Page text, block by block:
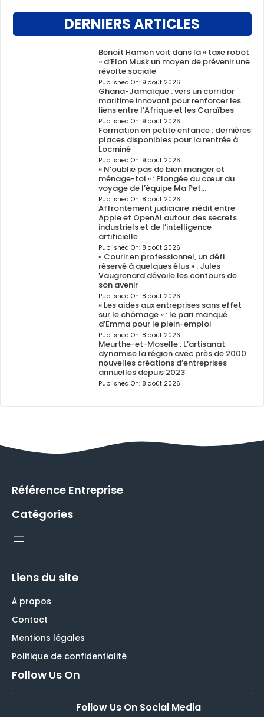
DERNIERS ARTICLES
Benoît Hamon voit dans la « taxe robot
» d’Elon Musk un moyen de prévenir une
révolte sociale
Published On: 9 août 2026
Ghana-Jamaïque : vers un corridor
maritime innovant pour renforcer les
liens entre l’Afrique et les Caraïbes
Published On: 9 août 2026
Formation en petite enfance : dernières
places disponibles pour la rentrée à
Locminé
Published On: 9 août 2026
« N’oublie pas de bien manger et
ménage-toi » : Plongée au cœur du
voyage de l’équipe Ma Pet…
Published On: 8 août 2026
Affrontement judiciaire inédit entre
Apple et OpenAI autour des secrets
industriels et de l’intelligence
artificielle
Published On: 8 août 2026
« Courir en professionnel, un défi
réservé à quelques élus » : Jules
Vaugrenard dévoile les contours de
son avenir
Published On: 8 août 2026
« Les aides aux entreprises sans effet
sur le chômage » : le pari manqué
d’Emma pour le plein-emploi
Published On: 8 août 2026
Meurthe-et-Moselle : L’artisanat
dynamise la région avec près de 2000
nouvelles créations d’entreprises
annuelles depuis 2023
Published On: 8 août 2026
Référence Entreprise
Catégories
Liens du site
À propos
Contact
Mentions légales
Politique de confidentialité
Follow Us On
Follow Us On Social Media